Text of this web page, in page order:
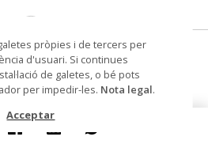
sobre paper
Penella Blanc, Pilar (pintor,
dibuixant)
pròpies i de tercers per
d'usuari. Si continues
de galetes, o bé pots
per impedir-les. Nota legal.
Acceptar